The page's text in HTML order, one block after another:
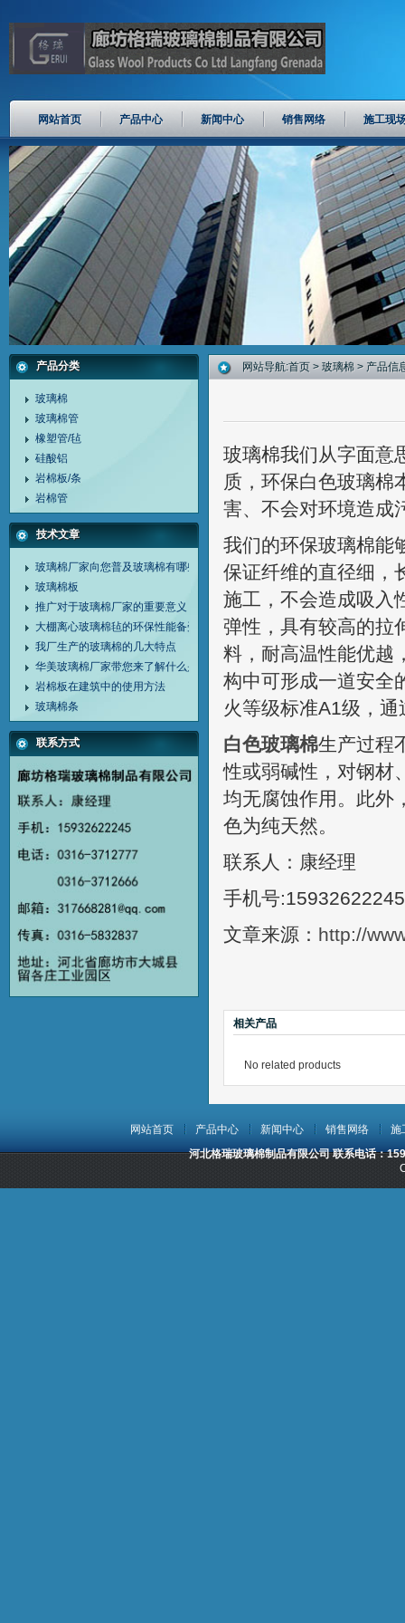
网站首页 产品中心 新闻中心 销售网络 施工现
产品分类
玻璃棉
玻璃棉管
橡塑管/毡
硅酸铝
岩棉板/条
岩棉管
技术文章
玻璃棉厂家向您普及玻璃棉有哪些方面的特点？
玻璃棉板
推广对于玻璃棉厂家的重要意义
大棚离心玻璃棉毡的环保性能备受关注
我厂生产的玻璃棉的几大特点
华美玻璃棉厂家带您来了解什么是增强玻璃纤维材料
岩棉板在建筑中的使用方法
玻璃棉条
联系方式
网站导航:首页 > 玻璃棉 > 产品信
玻璃棉我们从字面意
质，环保白色玻璃棉
害、不会对环境造成
我们的环保玻璃棉能
保证纤维的直径细，
施工，不会造成吸入
弹性，具有较高的拉
料，耐高温性能优越
构中可形成一道安全
火等级标准A1级，
白色玻璃棉生产过程
性或弱碱性，对钢材
均无腐蚀作用。此外
色为纯天然。
联系人：康经理
手机号:15932622245
文章来源： http://
相关产品
No related products
网站首页 产品中心 新闻中心 销售网络
施
河北格瑞玻璃棉制品有限公司 联系电话：